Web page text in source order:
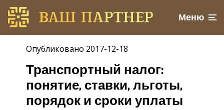
Меню
Опубликовано 2017-12-18
Транспортный налог:
понятие, ставки, льготы,
порядок и сроки уплаты